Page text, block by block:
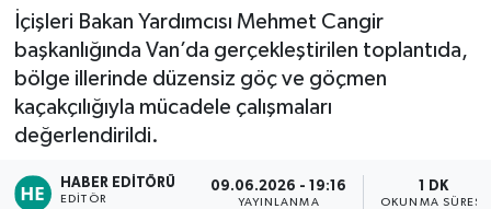
İçişleri Bakan Yardımcısı Mehmet Cangir
başkanlığında Van’da gerçekleştirilen toplantıda,
bölge illerinde düzensiz göç ve göçmen
kaçakçılığıyla mücadele çalışmaları
değerlendirildi.
HABER EDITÖRÜ
EDITÖR
09.06.2026 - 19:16
YAYINLANMA
1 DK
OKUNMA SÜRESI
Haber Arşivi